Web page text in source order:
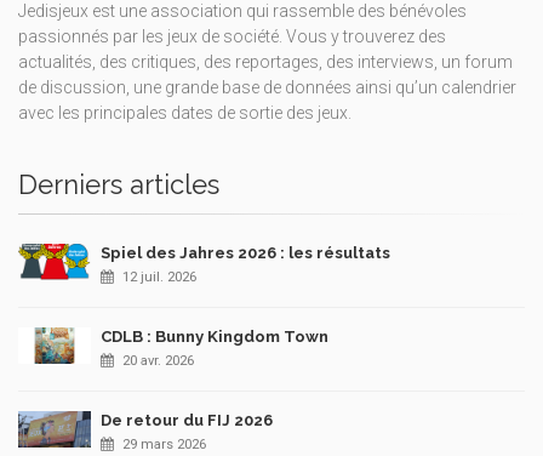
Jedisjeux est une association qui rassemble des bénévoles
passionnés par les jeux de société. Vous y trouverez des
actualités, des critiques, des reportages, des interviews, un forum
de discussion, une grande base de données ainsi qu’un calendrier
avec les principales dates de sortie des jeux.
Derniers articles
Spiel des Jahres 2026 : les résultats
12 juil. 2026
CDLB : Bunny Kingdom Town
20 avr. 2026
De retour du FIJ 2026
29 mars 2026